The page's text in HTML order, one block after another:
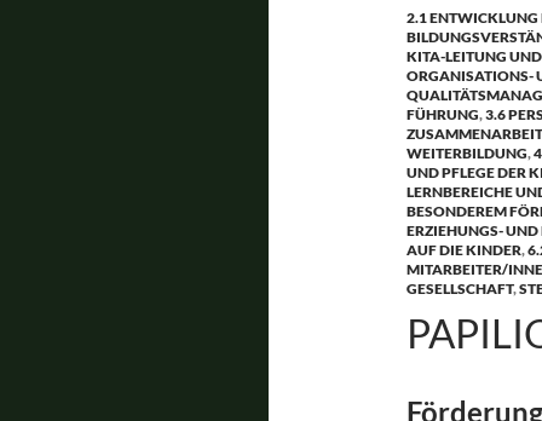
2.1 ENTWICKLUNG
KITA-LEITUNG
ORGANISATIONS-
FÜHRUNG,3.6
WEITERBILDUNG,
UND PFLEGE DER
LERNBEREICHE
BESONDEREM
ERZIEHUNGS-
AUF DIE KINDER,
MITARBEITER/
GESELLSCHAFT,